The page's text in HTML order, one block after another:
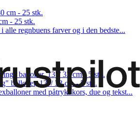
- 25 stk.
alle regnbuens farver og i den bedste...
balloner, 13"/ 33 cm - 5 stk.
med påtrykt kors, due og tekst...